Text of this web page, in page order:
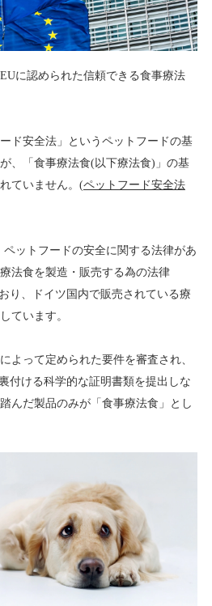
に認められた信頼できる食事療法
ド安全法」というペットフードの基
、「食事療法食(以下療法食)」の基
ていません。(ペットフード安全法
ペットフードの安全に関する法律があ
法食を製造・販売する為の法律
り、ドイツ国内で販売されている療
ています。
よって定められた要件を審査され、
付ける科学的な証明書類を提出しな
んだ製品のみが「食事療法食」とし